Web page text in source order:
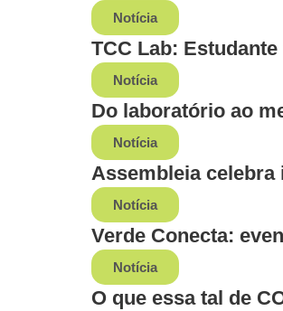
Notícia
TCC Lab:
Notícia
Do laboratório ao
Notícia
Assembleia
Notícia
Verde Conecta:
Notícia
O que essa tal de